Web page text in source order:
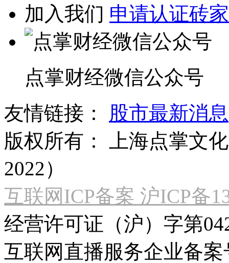
加入我们 申请认证砖家
点掌财经微信公众号
友情链接：
股市最新消息
版权所有：
上海点掌文
2022）
互联网ICP备案 沪ICP备
经营许可证（沪）字第
互联网直播服务企业备案